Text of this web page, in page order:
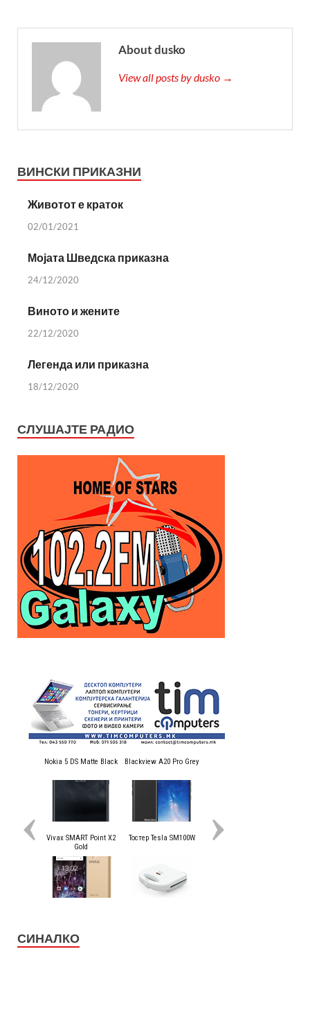
About dusko
View all posts by dusko →
ВИНСКИ ПРИКАЗНИ
Животот е краток
02/01/2021
Мојата Шведска приказна
24/12/2020
Виното и жените
22/12/2020
Легенда или приказна
18/12/2020
СЛУШАЈТЕ РАДИО
СИНАЛКО